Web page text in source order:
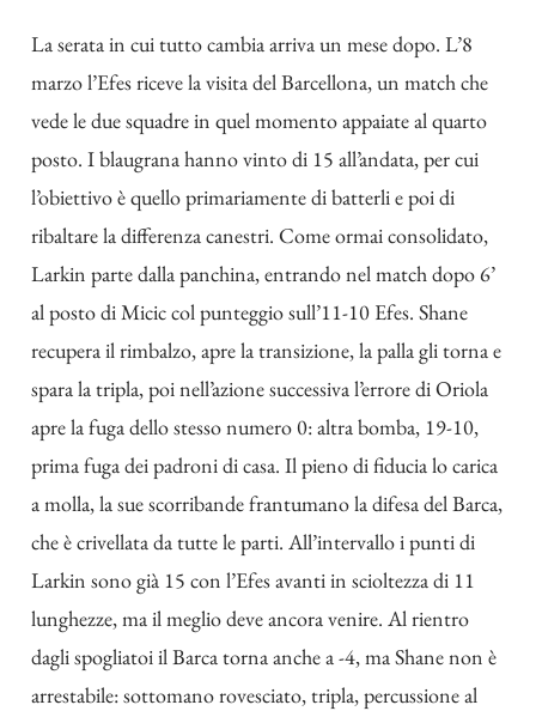
La serata in cui tutto cambia arriva un mese dopo. L’8
marzo l’Efes riceve la visita del Barcellona, un match che
vede le due squadre in quel momento appaiate al quarto
posto. I blaugrana hanno vinto di 15 all’andata, per cui
l’obiettivo è quello primariamente di batterli e poi di
ribaltare la differenza canestri. Come ormai consolidato,
Larkin parte dalla panchina, entrando nel match dopo 6’
al posto di Micic col punteggio sull’11-10 Efes. Shane
recupera il rimbalzo, apre la transizione, la palla gli torna e
spara la tripla, poi nell’azione successiva l’errore di Oriola
apre la fuga dello stesso numero 0: altra bomba, 19-10,
prima fuga dei padroni di casa. Il pieno di fiducia lo carica
a molla, la sue scorribande frantumano la difesa del Barca,
che è crivellata da tutte le parti. All’intervallo i punti di
Larkin sono già 15 con l’Efes avanti in scioltezza di 11
lunghezze, ma il meglio deve ancora venire. Al rientro
dagli spogliatoi il Barca torna anche a -4, ma Shane non è
arrestabile: sottomano rovesciato, tripla, percussione al